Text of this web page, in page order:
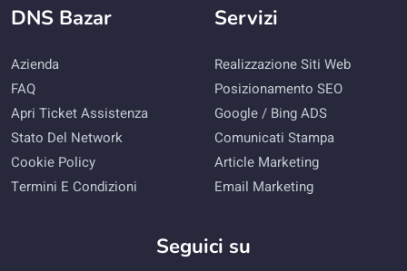
DNS Bazar
Azienda
FAQ
Apri Ticket Assistenza
Stato Del Network
Cookie Policy
Termini E Condizioni
Servizi
Realizzazione Siti Web
Posizionamento SEO
Google / Bing ADS
Comunicati Stampa
Article Marketing
Email Marketing
Seguici su